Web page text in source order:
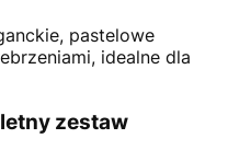
pastelowe
idealne dla
zestaw